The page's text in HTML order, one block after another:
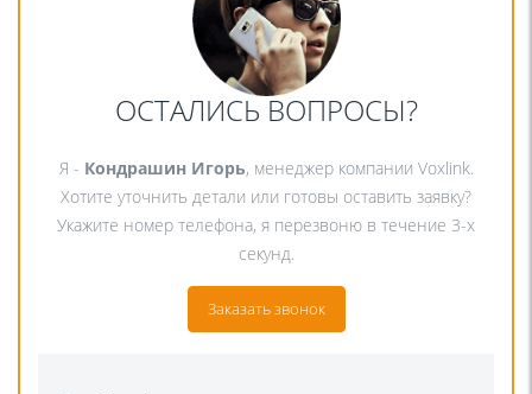
ОСТАЛИСЬ ВОПРОСЫ?
Я - Кондрашин Игорь, менеджер компании Voxlink.
Хотите уточнить детали или готовы оставить заявку?
Укажите номер телефона, я перезвоню в течение 3-х
секунд.
Заказать звонок